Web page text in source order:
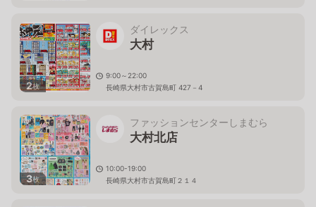
2枚
ダイレックス
大村
9:00～22:00
長崎県大村市古賀島町 427－4
3枚
ファッションセンターしまむら
大村北店
10:00-19:00
長崎県大村市古賀島町２１４